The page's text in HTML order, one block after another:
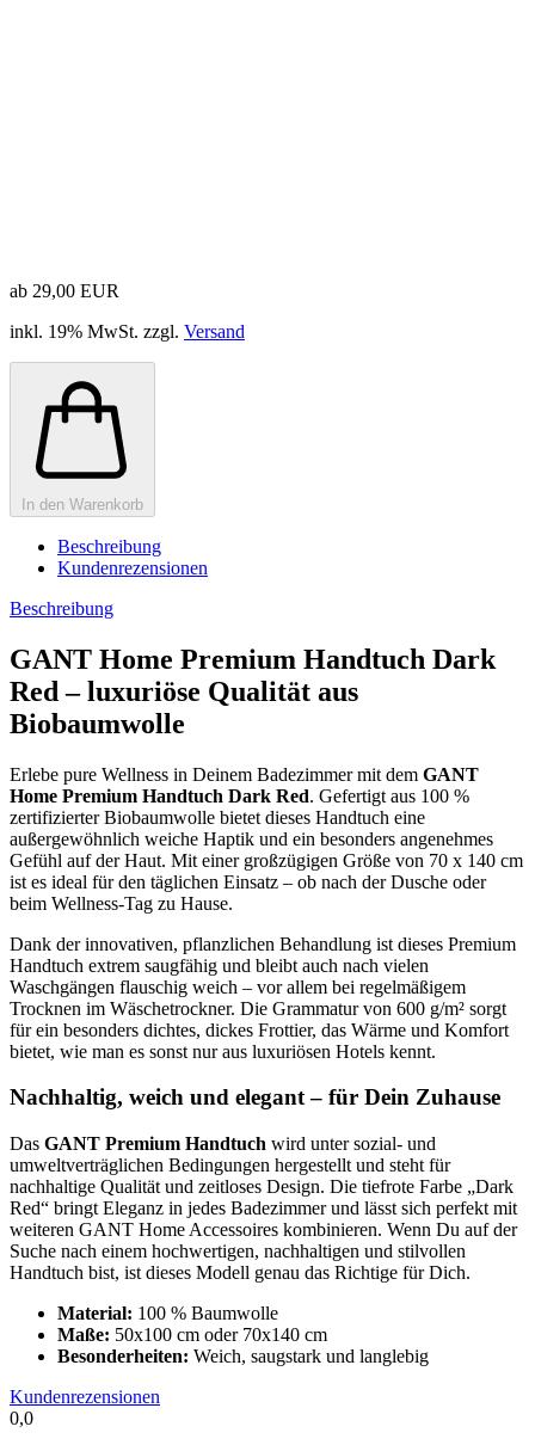
ab 29,00 EUR
inkl. 19% MwSt. zzgl. Versand
In den Warenkorb
Beschreibung
Kundenrezensionen
Beschreibung
GANT Home Premium Handtuch Dark
Red – luxuriöse Qualität aus
Biobaumwolle
Erlebe pure Wellness in Deinem Badezimmer mit dem GANT
Home Premium Handtuch Dark Red. Gefertigt aus 100 %
zertifizierter Biobaumwolle bietet dieses Handtuch eine
außergewöhnlich weiche Haptik und ein besonders angenehmes
Gefühl auf der Haut. Mit einer großzügigen Größe von 70 x 140 cm
ist es ideal für den täglichen Einsatz – ob nach der Dusche oder
beim Wellness-Tag zu Hause.
Dank der innovativen, pflanzlichen Behandlung ist dieses Premium
Handtuch extrem saugfähig und bleibt auch nach vielen
Waschgängen flauschig weich – vor allem bei regelmäßigem
Trocknen im Wäschetrockner. Die Grammatur von 600 g/m² sorgt
für ein besonders dichtes, dickes Frottier, das Wärme und Komfort
bietet, wie man es sonst nur aus luxuriösen Hotels kennt.
Nachhaltig, weich und elegant – für Dein Zuhause
Das GANT Premium Handtuch wird unter sozial- und
umweltverträglichen Bedingungen hergestellt und steht für
nachhaltige Qualität und zeitloses Design. Die tiefrote Farbe „Dark
Red“ bringt Eleganz in jedes Badezimmer und lässt sich perfekt mit
weiteren GANT Home Accessoires kombinieren. Wenn Du auf der
Suche nach einem hochwertigen, nachhaltigen und stilvollen
Handtuch bist, ist dieses Modell genau das Richtige für Dich.
Material: 100 % Baumwolle
Maße: 50x100 cm oder 70x140 cm
Besonderheiten: Weich, saugstark und langlebig
Kundenrezensionen
0,0